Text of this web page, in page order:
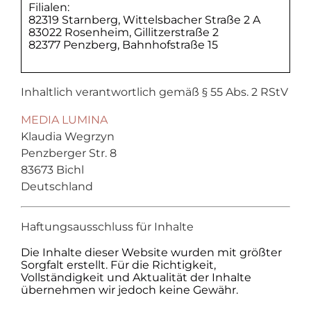
Filialen:
82319 Starnberg, Wittelsbacher Straße 2 A
83022 Rosenheim, Gillitzerstraße 2
82377 Penzberg, Bahnhofstraße 15
Inhaltlich verantwortlich gemäß § 55 Abs. 2 RStV
MEDIA LUMINA
Klaudia Wegrzyn
Penzberger Str. 8
83673 Bichl
Deutschland
Haftungsausschluss für Inhalte
Die Inhalte dieser Website wurden mit größter
Sorgfalt erstellt. Für die Richtigkeit,
Vollständigkeit und Aktualität der Inhalte
übernehmen wir jedoch keine Gewähr.